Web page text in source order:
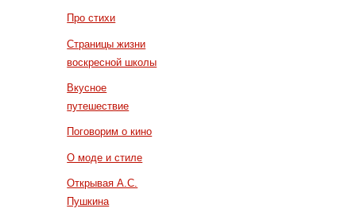
Про стихи
Страницы жизни
воскресной школы
Вкусное
путешествие
Поговорим о кино
О моде и стиле
Открывая А.С.
Пушкина